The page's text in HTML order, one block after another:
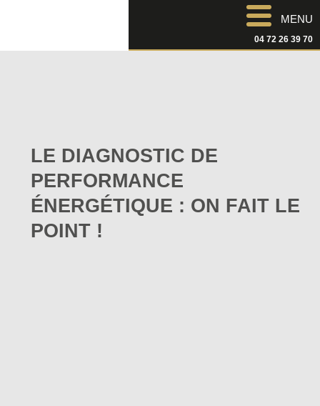
MENU
04 72 26 39 70
LE DIAGNOSTIC DE
PERFORMANCE
ÉNERGÉTIQUE : ON FAIT LE
POINT !